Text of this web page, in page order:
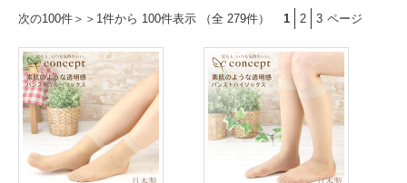
次の100件＞＞ 1件から 100件表示 （全 279件） 1 2 3 ページ